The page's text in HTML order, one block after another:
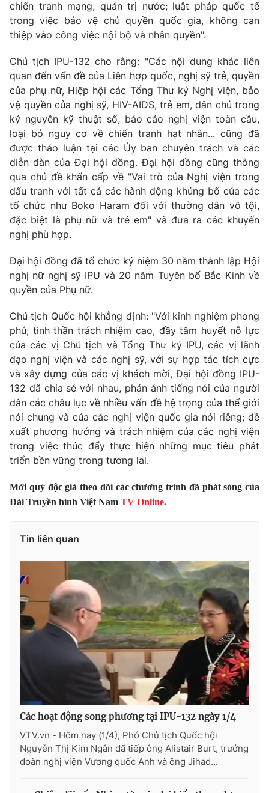
Thị trường
Lịch phát sóng
Chuyên mục khác
Emagazine Podcast
Photo Infographic
Video Shorts video
VTV Money VTV Thể thao
VTV Sức khoẻ Bất động sản
Thị trường 24h Tấm lòng Việt
VTV4
VTV9 VTV8
Liên hệ tòa soạn English
THỜI BÁO VTV
Theo dõi báo trên
Cơ quan báo chí:
cấp ngày 29/12/2023
Tổng Biên tập:Vũ Thanh Thủy
Phó Tổng Biên tập:
Nguyễn Thị Mỹ Hạnh, Phạm Quốc Thắng,
Nguyễn Trọng Ninh
Tổng đài VTV:024.38 355 931 - 024.38 355 932
Ðiện thoại Thời báo VTV:024.66 897 897
toasoan@vtv.vn
Liên hệ quảng cáo:
024-7300.7108
chiến tranh mạng, quản trị nước; luật pháp quốc tế
trong việc bảo vệ chủ quyền quốc gia, không can
thiệp vào công việc nội bộ và nhân quyền".
Chủ tịch IPU-132 cho rằng: "Các nội dung khác liên
quan đến vấn đề của Liên hợp quốc, nghị sỹ trẻ, quyền
của phụ nữ, Hiệp hội các Tổng Thư ký Nghị viện, bảo
vệ quyền của nghị sỹ, HIV-AIDS, trẻ em, dân chủ trong
kỷ nguyên kỹ thuật số, báo cáo nghị viện toàn cầu,
loại bỏ nguy cơ về chiến tranh hạt nhân... cũng đã
được thảo luận tại các Ủy ban chuyên trách và các
diễn đàn của Đại hội đồng. Đại hội đồng cũng thông
qua chủ đề khẩn cấp về "Vai trò của Nghị viện trong
đấu tranh với tất cả các hành động khủng bố của các
tổ chức như Boko Haram đối với thường dân vô tội,
đặc biệt là phụ nữ và trẻ em" và đưa ra các khuyến
nghị phù hợp.
Đại hội đồng đã tổ chức kỷ niệm 30 năm thành lập Hội
nghị nữ nghị sỹ IPU và 20 năm Tuyên bố Bắc Kinh về
quyền của Phụ nữ.
Chủ tịch Quốc hội khẳng định: "Với kinh nghiệm phong
phú, tinh thần trách nhiệm cao, đầy tâm huyết nỗ lực
của các vị Chủ tịch và Tổng Thư ký IPU, các vị lãnh
đạo nghị viện và các nghị sỹ, với sự hợp tác tích cực
và xây dựng của các vị khách mời, Đại hội đồng IPU-
132 đã chia sẻ với nhau, phản ánh tiếng nói của người
dân các châu lục về nhiều vấn đề hệ trọng của thế giới
nói chung và của các nghị viện quốc gia nói riêng; đề
xuất phương hướng và trách nhiệm của các nghị viện
trong việc thúc đẩy thực hiện những mục tiêu phát
triển bền vững trong tương lai.
Mời quý độc giả theo dõi các chương trình đã phát sóng của
Đài Truyền hình Việt Nam TV Online.
Tin liên quan
Các hoạt động song phương tại IPU-132 ngày 1/4
VTV.vn - Hôm nay (1/4), Phó Chủ tịch Quốc hội
Nguyễn Thị Kim Ngân đã tiếp ông Alistair Burt, trưởng
đoàn nghị viện Vương quốc Anh và ông Jihad...